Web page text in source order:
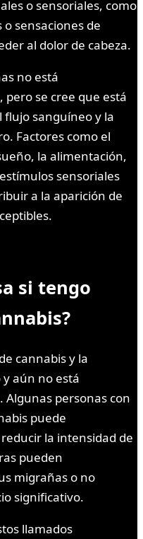
o sensoriales, como
sensaciones de
al dolor de cabeza.
no está
se cree que está
flujo sanguíneo y la
Factores como el
la alimentación,
sensoriales
a la aparición de
si tengo
cannabis y la
aún no está
personas con
puede
la intensidad de
pueden
migrañas o no
significativo.
llamados